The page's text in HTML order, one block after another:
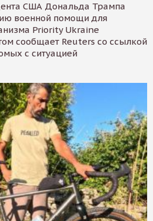
США Дональда Трампа
военной помощи для
Priority Ukraine
сообщает Reuters со ссылкой
с ситуацией